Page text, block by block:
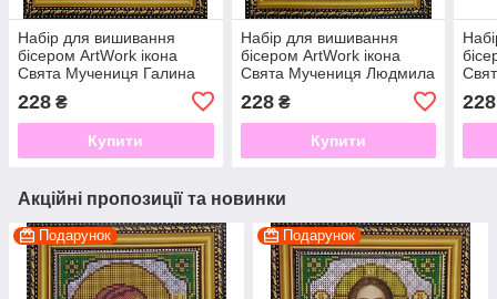
Набір для вишивання
бісером ArtWork ікона
Свята Мучениця Галина
228 ₴
Купити
Набір для вишивання
бісером ArtWork ікона
Свята Мучениця Людмила
228₴
Купити
228
Акційні пропозиції та новинки
Подарунок Подарунок